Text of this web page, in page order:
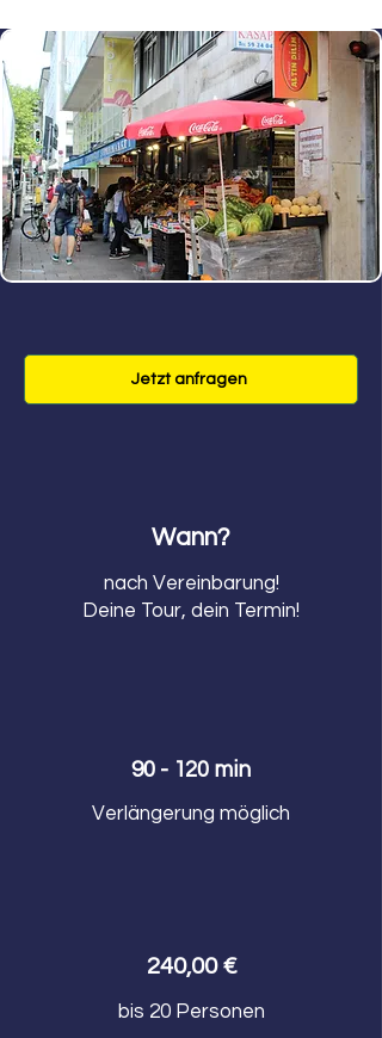
Jetzt anfragen
Wann?
nach Vereinbarung!
Deine Tour, dein Termin!
90 - 120 min
Verlängerung möglich
240,00 €
bis 20 Personen